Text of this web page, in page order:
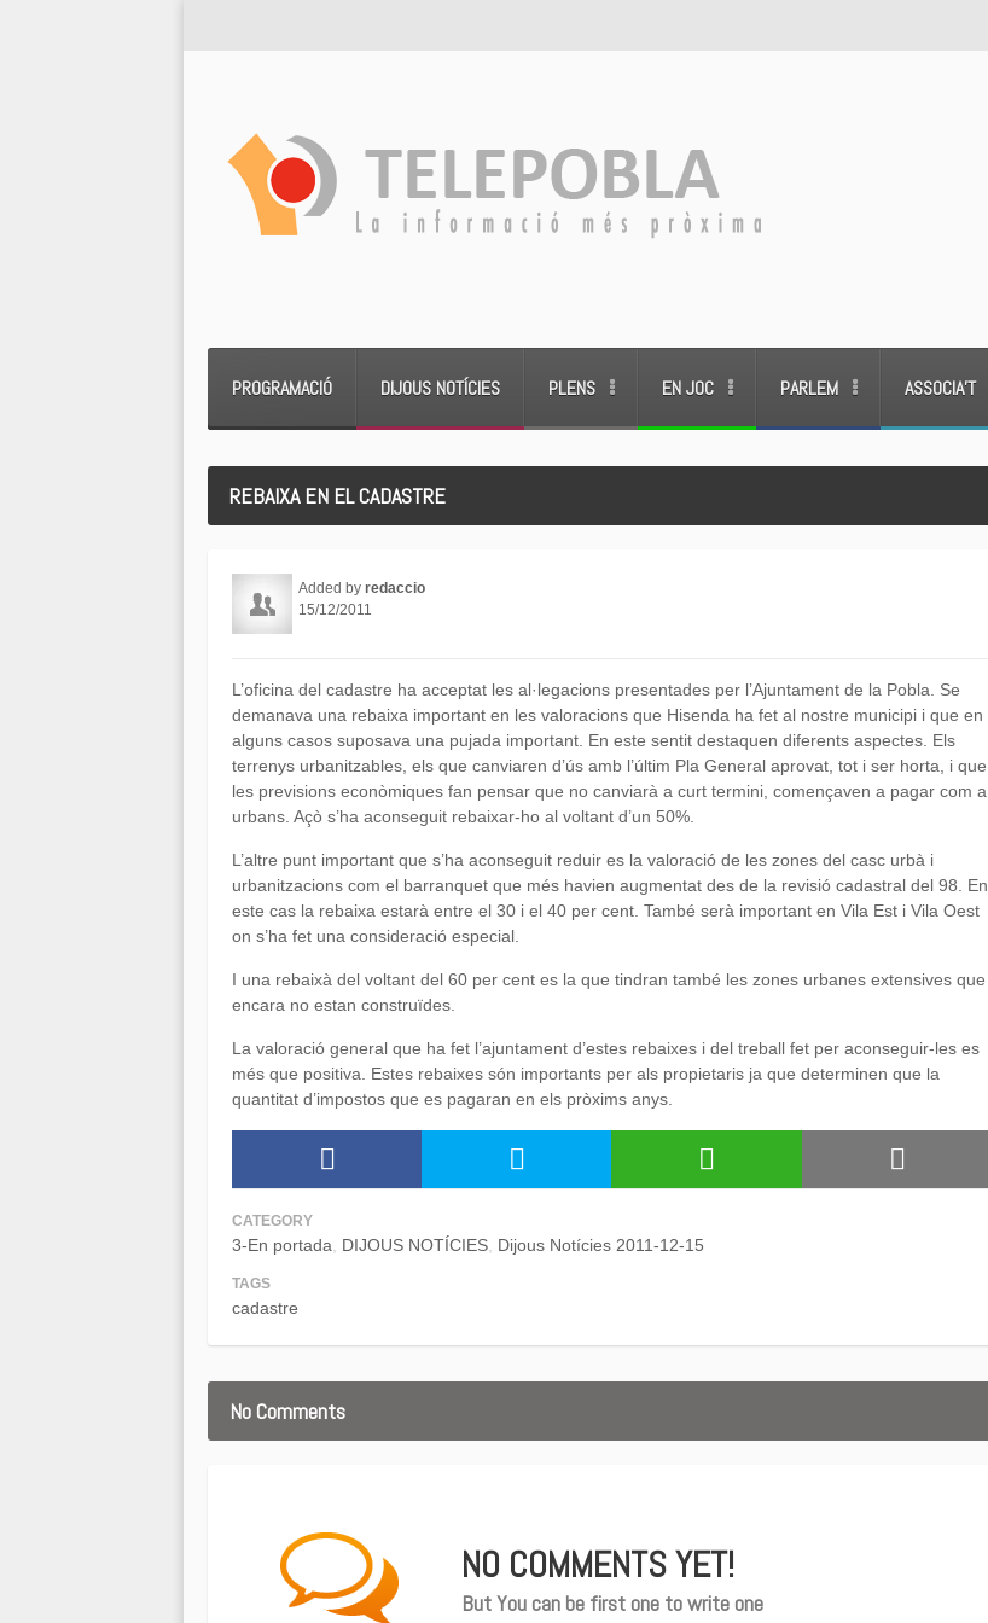
PROGRAMACIÓ DIJOUS NOTÍCIES PLENS EN JOC PARLEM ASSOCIA’T
REBAIXA EN EL CADASTRE
Added by redaccio
15/12/2011
L’oficina del cadastre ha acceptat les al·legacions presentades per l’Ajuntament de la Pobla. Se
demanava una rebaixa important en les valoracions que Hisenda ha fet al nostre municipi i que en
alguns casos suposava una pujada important. En este sentit destaquen diferents aspectes. Els
terrenys urbanitzables, els que canviaren d’ús amb l’últim Pla General aprovat, tot i ser horta, i que
les previsions econòmiques fan pensar que no canviarà a curt termini, començaven a pagar com a
urbans. Açò s’ha aconseguit rebaixar-ho al voltant d’un 50%.
L’altre punt important que s’ha aconseguit reduir es la valoració de les zones del casc urbà i
urbanitzacions com el barranquet que més havien augmentat des de la revisió cadastral del 98. En
este cas la rebaixa estarà entre el 30 i el 40 per cent. També serà important en Vila Est i Vila Oest
on s’ha fet una consideració especial.
I una rebaixà del voltant del 60 per cent es la que tindran també les zones urbanes extensives que
encara no estan construïdes.
La valoració general que ha fet l’ajuntament d’estes rebaixes i del treball fet per aconseguir-les es
més que positiva. Estes rebaixes són importants per als propietaris ja que determinen que la
quantitat d’impostos que es pagaran en els pròxims anys.
CATEGORY
3-En portada DIJOUS NOTÍCIES Dijous Notícies 2011-12-15
TAGS
cadastre
No Comments
NO COMMENTS YET!
But You can be first one to write one